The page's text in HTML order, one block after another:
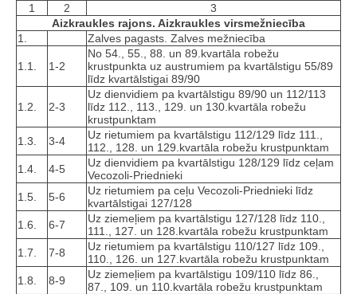
1 2
3
Aizkraukles rajons. Aizkraukles virsmežniecība
1.
Zalves pagasts. Zalves mežniecība
1.1. 1-2
No 54., 55., 88. un 89.kvartāla robežu
krustpunkta uz austrumiem pa kvartālstigu 55/89
līdz kvartālstigai 89/90
1.2. 2-3
Uz dienvidiem pa kvartālstigu 89/90 un 112/113
līdz 112., 113., 129. un 130.kvartāla robežu
krustpunktam
1.3.
3-4
Uz rietumiem pa kvartālstigu 112/129 līdz 111.,
112., 128. un 129.kvartāla robežu krustpunktam
1.4.
4-5
Uz dienvidiem pa kvartālstigu 128/129 līdz ceļam
Vecozoli-Priednieki
1.5.
5-6
Uz rietumiem pa ceļu Vecozoli-Priednieki līdz
kvartālstigai 127/128
1.6.
6-7
Uz ziemeļiem pa kvartālstigu 127/128 līdz 110.,
111., 127. un 128.kvartāla robežu krustpunktam
1.7.
7-8
Uz rietumiem pa kvartālstigu 110/127 līdz 109.,
110., 126. un 127.kvartāla robežu krustpunktam
1.8.
8-9
Uz ziemeļiem pa kvartālstigu 109/110 līdz 86.,
87., 109. un 110.kvartāla robežu krustpunktam